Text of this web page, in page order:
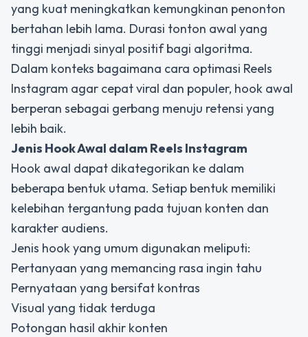
yang kuat meningkatkan kemungkinan penonton
bertahan lebih lama. Durasi tonton awal yang
tinggi menjadi sinyal positif bagi algoritma.
Dalam konteks bagaimana cara optimasi Reels
Instagram agar cepat viral dan populer, hook awal
berperan sebagai gerbang menuju retensi yang
lebih baik.
Jenis Hook Awal dalam Reels Instagram
Hook awal dapat dikategorikan ke dalam
beberapa bentuk utama. Setiap bentuk memiliki
kelebihan tergantung pada tujuan konten dan
karakter audiens.
Jenis hook yang umum digunakan meliputi:
Pertanyaan yang memancing rasa ingin tahu
Pernyataan yang bersifat kontras
Visual yang tidak terduga
Potongan hasil akhir konten